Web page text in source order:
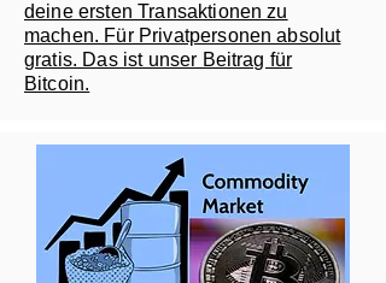
deine ersten Transaktionen zu
machen. Für Privatpersonen absolut
gratis. Das ist unser Beitrag für
Bitcoin.